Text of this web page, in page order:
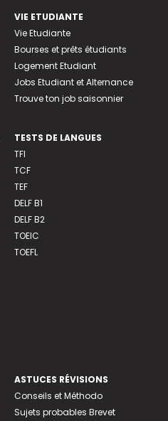
VIE ETUDIANTE
Vie Etudiante
Bourses et prêts étudiants
Logement Etudiant
Jobs Etudiant et Alternance
Trouve ton job saisonnier
TESTS DE LANGUES
TFI
TCF
TEF
DELF B1
DELF B2
TOEIC
TOEFL
ASTUCES RÉVISIONS
Conseils et Méthodo
Sujets probables Brevet